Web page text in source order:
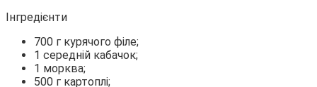
Інгредієнти
700 г курячого філе;
1 середній кабачок;
1 морква;
500 г картоплі;